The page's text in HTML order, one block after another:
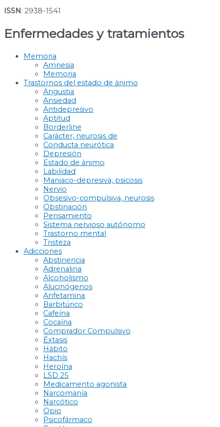
ISSN: 2938-1541
Enfermedades y tratamientos
Memoria
Amnesia
Memoria
Trastornos del estado de ánimo
Angustia
Ansiedad
Antidepresivo
Aptitud
Borderline
Carácter, neurosis de
Conducta neurótica
Depresión
Estado de ánimo
Labilidad
Maniaco-depresiva, psicosis
Nervio
Obsesivo-compulsiva, neurosis
Obstinación
Pensamiento
Sistema nervioso autónomo
Trastorno mental
Tristeza
Adicciones
Abstinencia
Adrenalina
Alcoholismo
Alucinógenos
Anfetamina
Barbitúrico
Cafeína
Cocaína
Comprador Compulsivo
Éxtasis
Hábito
Hachís
Heroína
LSD 25
Medicamento agonista
Narcomanía
Narcótico
Opio
Psicofármaco